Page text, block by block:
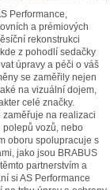
Performance,
a prémiových
rekonstrukci
z pohodlí sedačky
úpravy a péči o váš
se zaměřily nejen
na vizuální dojem,
celé značky.
na realizaci
vozů, nebo
oboru spolupracuje s
jako jsou BRABUS
partnerstvím a
si AS Performance